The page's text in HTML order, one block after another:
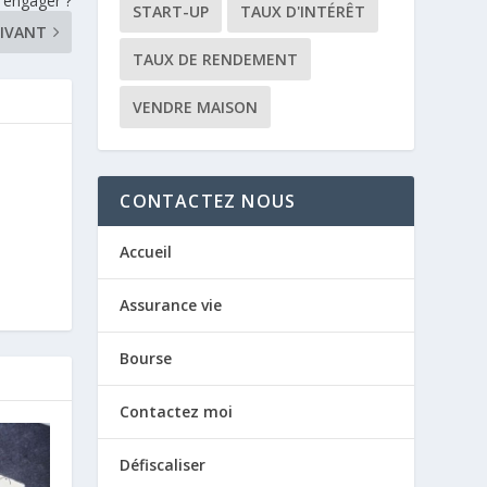
START-UP TAUX D'INTÉRÊT
TAUX DE RENDEMENT
VENDRE MAISON
CONTACTEZ NOUS
Accueil
Assurance vie
Bourse
Contactez moi
Défiscaliser